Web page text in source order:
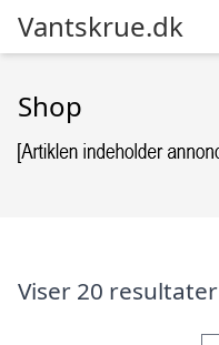
Vantskrue.dk
Shop
Viser 20 resultater